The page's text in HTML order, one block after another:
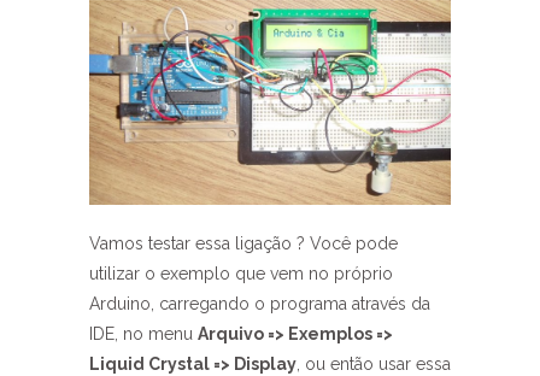
Vamos testar essa ligação ? Você pode
utilizar o exemplo que vem no próprio
Arduino, carregando o programa através da
IDE, no menu Arquivo => Exemplos =>
Liquid Crystal => Display, ou então usar essa